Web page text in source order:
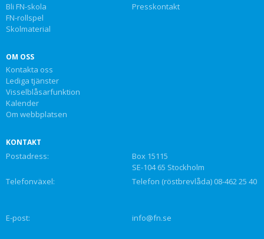
Bli FN-skola
FN-rollspel
Skolmaterial
Presskontakt
OM OSS
Kontakta oss
Lediga tjänster
Visselblåsarfunktion
Kalender
Om webbplatsen
KONTAKT
Postadress:
Box 15115
SE-104 65 Stockholm
Telefonväxel:
Telefon (röstbrevlåda) 08-462 25 40
E-post: info@fn.se